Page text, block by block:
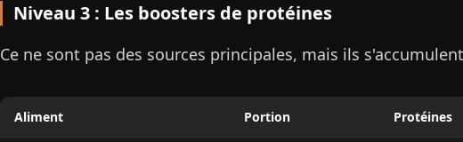
Niveau 3 : Les boosters de protéines
Ce ne sont pas des sources principales, mais ils
Aliment Portion Protéines